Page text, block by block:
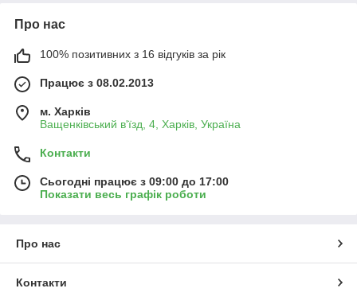
Про нас
100% позитивних з 16 відгуків за рік
Працює з 08.02.2013
м. Харків
Ващенківський в'їзд, 4, Харків, Україна
Контакти
Сьогодні працює з 09:00 до 17:00
Показати весь графік роботи
Про нас
Контакти